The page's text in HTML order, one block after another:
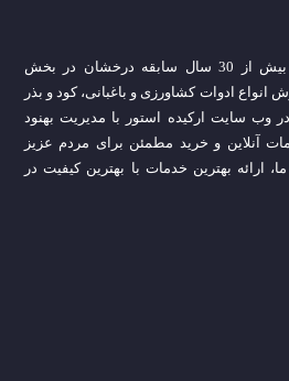
فروشگاه کشاورزی ارکیده با بیش از 30 سال سابقه درخشان در بخش
ادوات کشاورزی و باغبانی، کود و بذر
خود را در وب سایت ارکیده استور با مدیریت بهنود
آنلاین و خرید مطمئن برای مردم عزیز
ارائه بهترین خدمات با بهترین کیفیت در